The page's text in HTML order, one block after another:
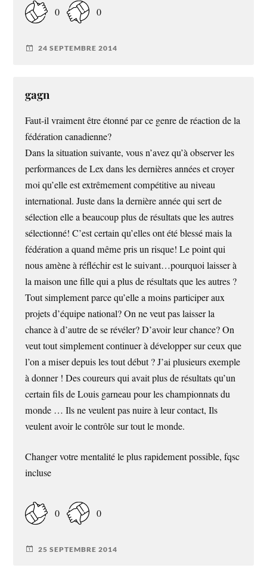
0 0
24 SEPTEMBRE 2014
gagn
Faut-il vraiment être étonné par ce genre de réaction de la
fédération canadienne?
Dans la situation suivante, vous n’avez qu’à observer les
performances de Lex dans les dernières années et croyer
moi qu’elle est extrêmement compétitive au niveau
international. Juste dans la dernière année qui sert de
sélection elle a beaucoup plus de résultats que les autres
sélectionné! C’est certain qu’elles ont été blessé mais la
fédération a quand même pris un risque! Le point qui
nous amène à réfléchir est le suivant…pourquoi laisser à
la maison une fille qui a plus de résultats que les autres ?
Tout simplement parce qu’elle a moins participer aux
projets d’équipe national? On ne veut pas laisser la
chance à d’autre de se révéler? D’avoir leur chance? On
veut tout simplement continuer à développer sur ceux que
l’on a miser depuis les tout début ? J’ai plusieurs exemple
à donner ! Des coureurs qui avait plus de résultats qu’un
certain fils de Louis garneau pour les championnats du
monde … Ils ne veulent pas nuire à leur contact, Ils
veulent avoir le contrôle sur tout le monde.
Changer votre mentalité le plus rapidement possible, fqsc
incluse
0 0
25 SEPTEMBRE 2014